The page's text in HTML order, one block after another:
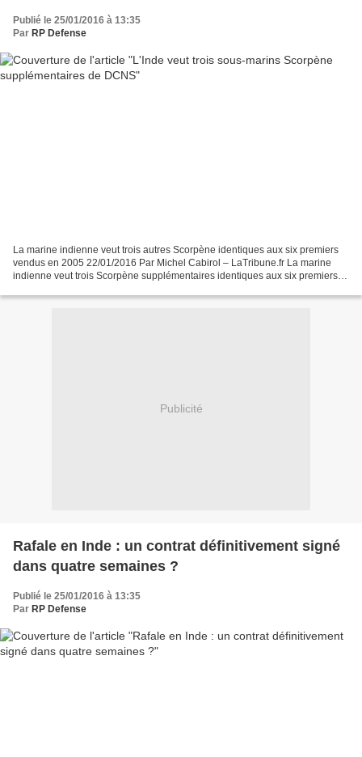
Publié le 25/01/2016 à 13:35
Par RP Defense
La marine indienne veut trois autres Scorpène identiques aux six premiers
vendus en 2005 22/01/2016 Par Michel Cabirol – LaTribune.fr La marine
indienne veut trois Scorpène supplémentaires identiques aux six premiers
Publicité
Rafale en Inde : un contrat définitivement signé
dans quatre semaines ?
Publié le 25/01/2016 à 13:35
Par RP Defense